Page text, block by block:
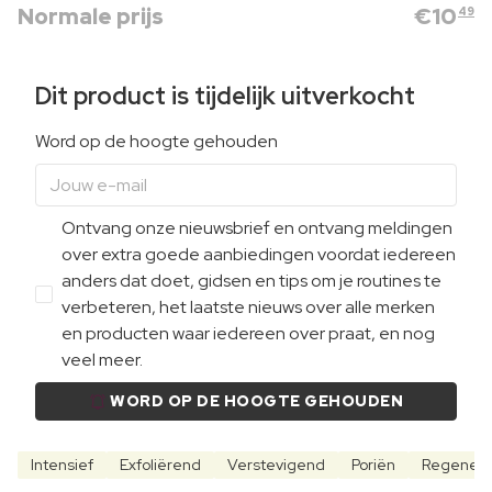
Normale prijs €10 49
Dit product is tijdelijk uitverkocht
Word op de hoogte gehouden
Ontvang onze nieuwsbrief en ontvang meldingen
over extra goede aanbiedingen voordat iedereen
anders dat doet, gidsen en tips om je routines te
verbeteren, het laatste nieuws over alle merken
en producten waar iedereen over praat, en nog
veel meer.
WORD OP DE HOOGTE GEHOUDEN
Intensief Exfoliërend Verstevigend Poriën